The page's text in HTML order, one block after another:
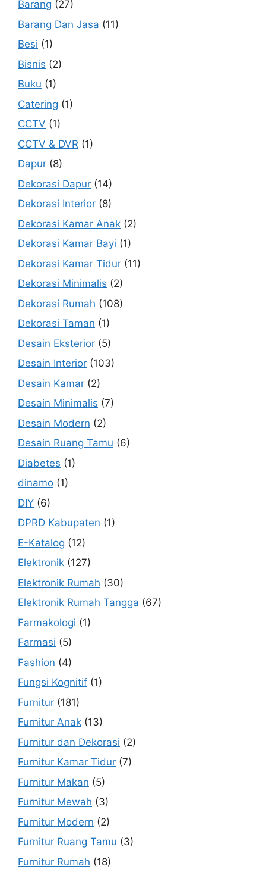
Barang (27)
Barang Dan Jasa (11)
Besi (1)
Bisnis (2)
Buku (1)
Catering (1)
CCTV (1)
CCTV & DVR (1)
Dapur (8)
Dekorasi Dapur (14)
Dekorasi Interior (8)
Dekorasi Kamar Anak (2)
Dekorasi Kamar Bayi (1)
Dekorasi Kamar Tidur (11)
Dekorasi Minimalis (2)
Dekorasi Rumah (108)
Dekorasi Taman (1)
Desain Eksterior (5)
Desain Interior (103)
Desain Kamar (2)
Desain Minimalis (7)
Desain Modern (2)
Desain Ruang Tamu (6)
Diabetes (1)
dinamo (1)
DIY (6)
DPRD Kabupaten (1)
E-Katalog (12)
Elektronik (127)
Elektronik Rumah (30)
Elektronik Rumah Tangga (67)
Farmakologi (1)
Farmasi (5)
Fashion (4)
Fungsi Kognitif (1)
Furnitur (181)
Furnitur Anak (13)
Furnitur dan Dekorasi (2)
Furnitur Kamar Tidur (7)
Furnitur Makan (5)
Furnitur Mewah (3)
Furnitur Modern (2)
Furnitur Ruang Tamu (3)
Furnitur Rumah (18)